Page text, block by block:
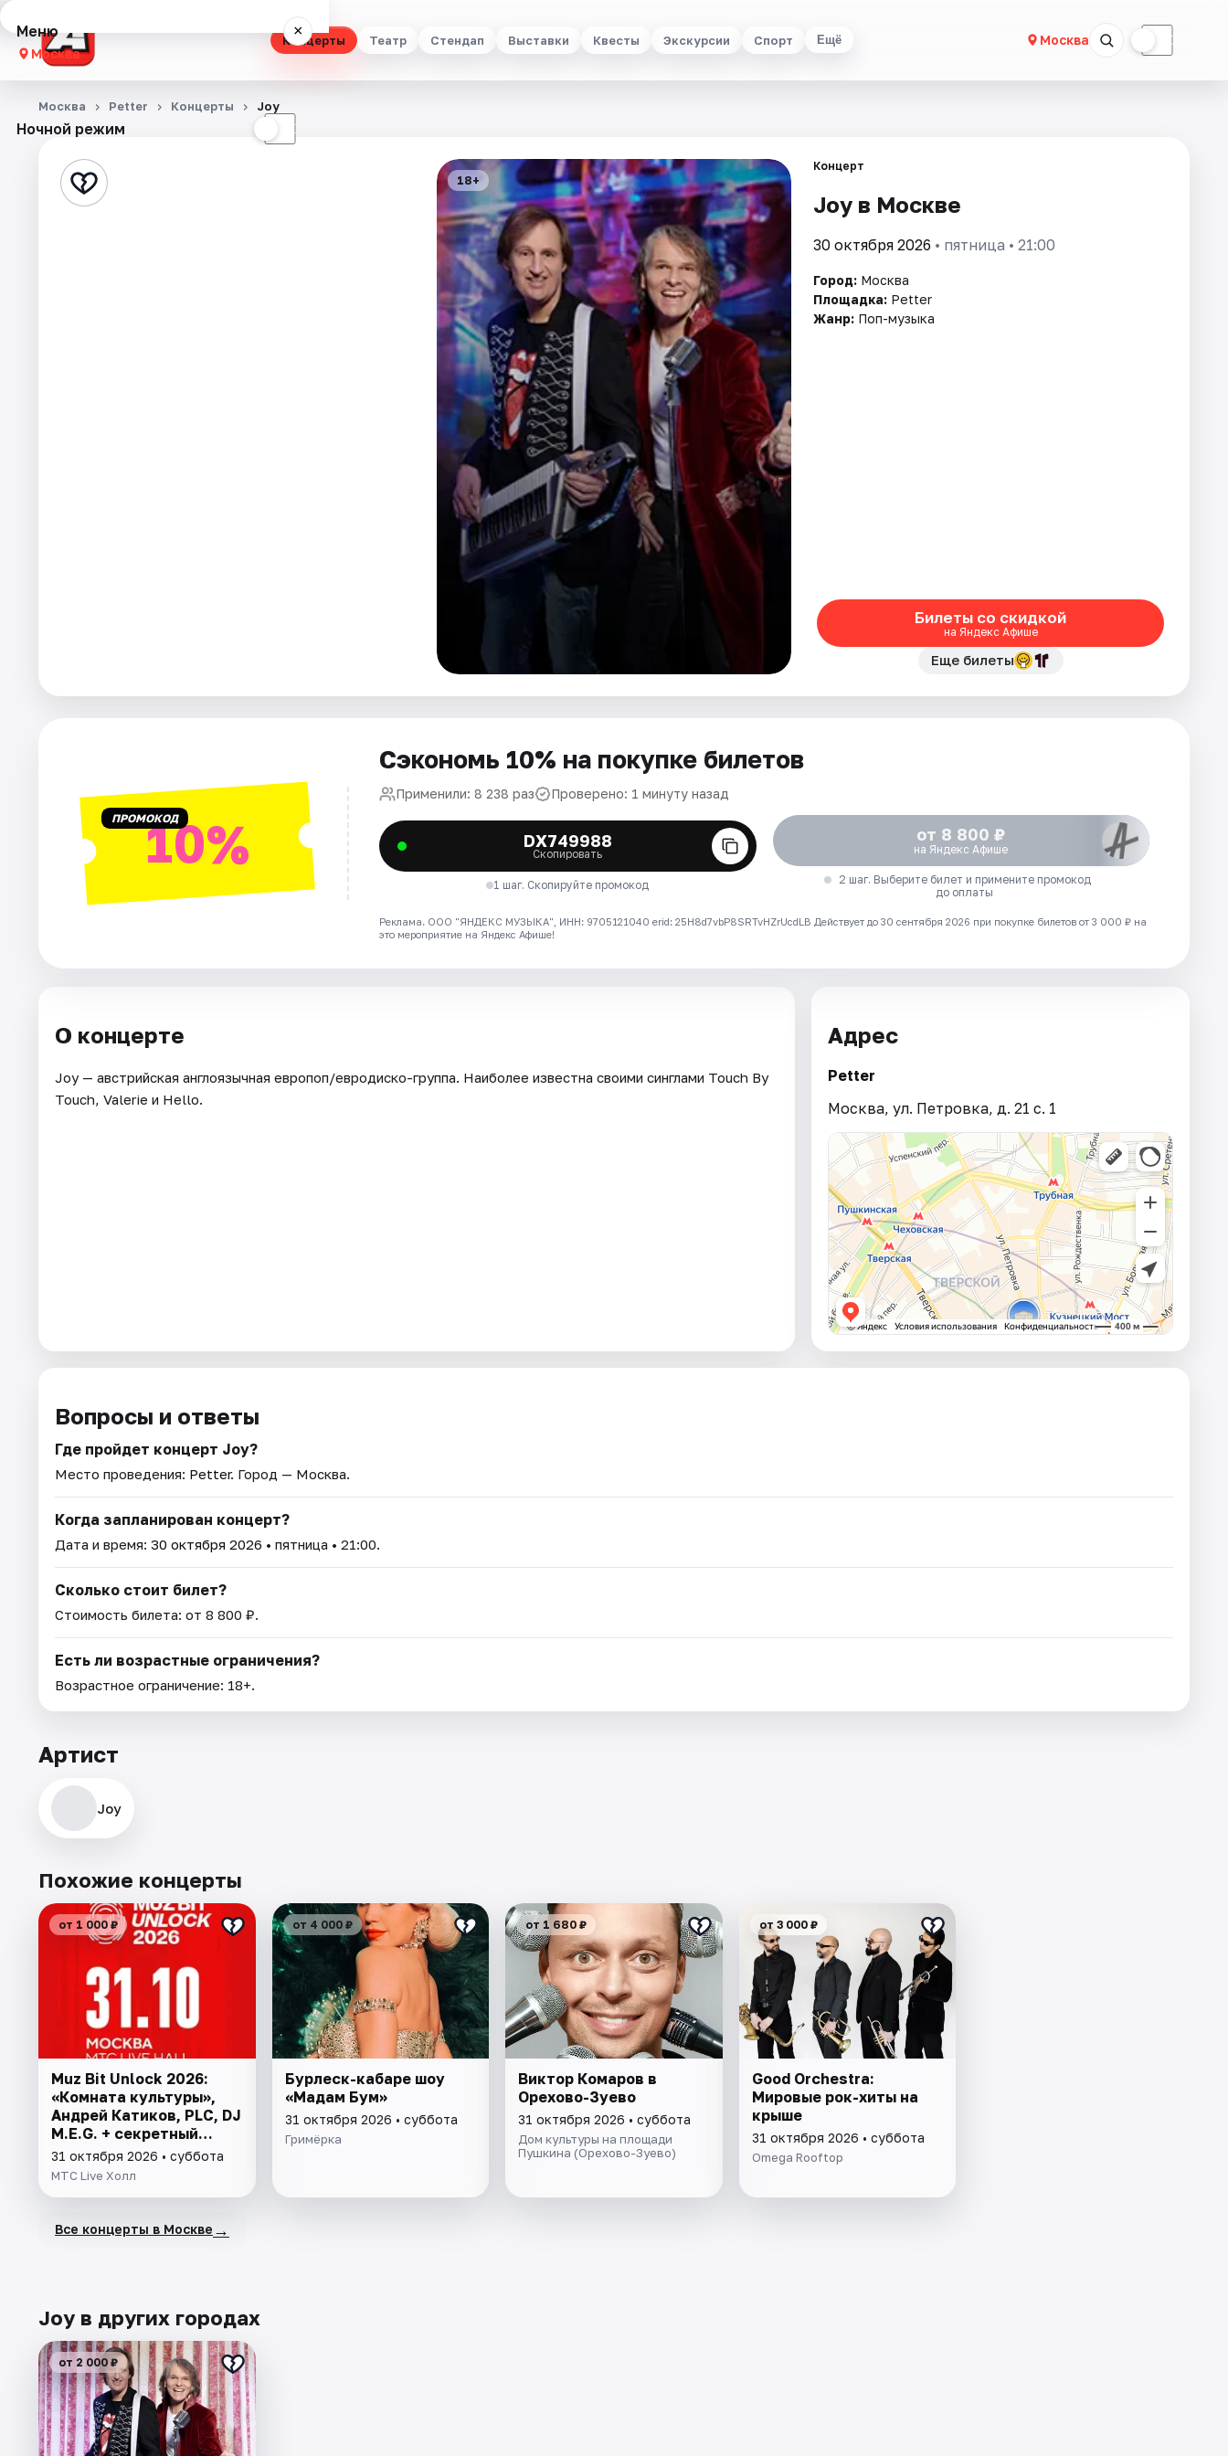
Концерты Театр Стендап Выставки Квесты Экскурсии Спорт Ещё Москва ☾
Меню ×
Москва
Концерты
Стендап
Ночной режим ☾
Москва Petter Концерты Joy
18+
Концерт
Joy в Москве
30 октября 2026 • пятница • 21:00
Город: Москва
Площадка: Petter
Жанр: Поп-музыка
Билеты со скидкой
на Яндекс Афише
Еще билеты
ПРОМОКОД10%
Сэкономь 10% на покупке билетов
Применили: 8 238 раз Проверено: 1 минуту назад
DX749988
Скопировать
1 шаг. Скопируйте промокод
от 8 800 ₽
на Яндекс Афише
2 шаг. Выберите билет и примените промокод
до оплаты
Реклама. ООО "ЯНДЕКС МУЗЫКА", ИНН: 9705121040 erid: 25H8d7vbP8SRTvHZrUcdLB Действует до 30 сентября 2026 при покупке билетов от 3 000 ₽ на
это мероприятие на Яндекс Афише!
О концерте
Joy — австрийская англоязычная европоп/евродиско-группа. Наиболее известна своими синглами Touch By
Touch, Valerie и Hello.
Адрес
Petter
Москва, ул. Петровка, д. 21 с. 1
Вопросы и ответы
Где пройдет концерт Joy?
Место проведения: Petter. Город — Москва.
Когда запланирован концерт?
Дата и время: 30 октября 2026 • пятница • 21:00.
Сколько стоит билет?
Стоимость билета: от 8 800 ₽.
Есть ли возрастные ограничения?
Возрастное ограничение: 18+.
Артист
Joy
Похожие концерты
от 1 000 ₽
Muz Bit Unlock 2026:
«Комната культуры»,
Андрей Катиков, PLC, DJ
M.E.G. + секретный
гость
31 октября 2026 • суббота
МТС Live Холл
от 4 000 ₽
Бурлеск-кабаре шоу
«Мадам Бум»
31 октября 2026 • суббота
Гримёрка
от 1 680 ₽
Виктор Комаров в
Орехово-Зуево
31 октября 2026 • суббота
Дом культуры на площади
Пушкина (Орехово-Зуево)
от 3 000 ₽
Good Orchestra:
Мировые рок-хиты на
крыше
31 октября 2026 • суббота
Omega Rooftop
Все концерты в Москве →
Joy в других городах
от 2 000 ₽